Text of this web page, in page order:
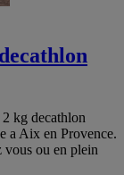
kg decathlon
a Aix en Provence.
vous ou en plein